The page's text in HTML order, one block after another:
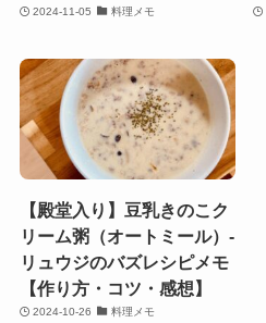
2024-11-05 料理メモ
【殿堂入り】豆乳きのこク
リーム粥（オートミール）-
リュウジのバズレシピメモ
【作り方・コツ・感想】
2024-10-26 料理メモ